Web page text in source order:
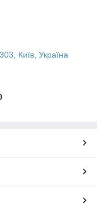
Київ, Україна